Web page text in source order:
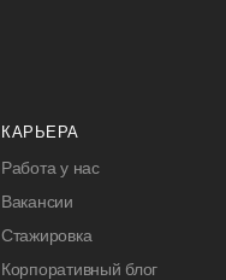
КАРЬЕРА
Работа у нас
Вакансии
Стажировка
Корпоративный блог